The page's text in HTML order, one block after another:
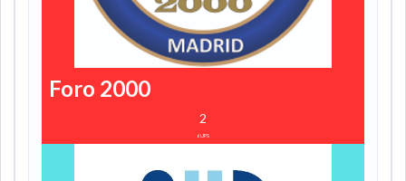
CG ARGANDA
1
Foro 2000
2
6UPS